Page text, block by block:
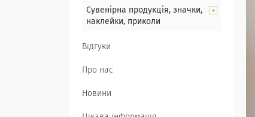
Сувенірна продукція, значки,
наклейки, приколи
Відгуки
Про нас
Новини